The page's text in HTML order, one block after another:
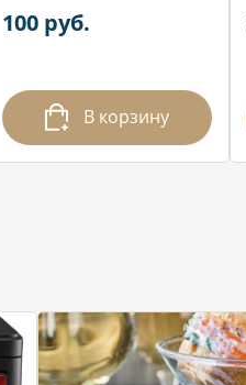
100 руб.
В корзину